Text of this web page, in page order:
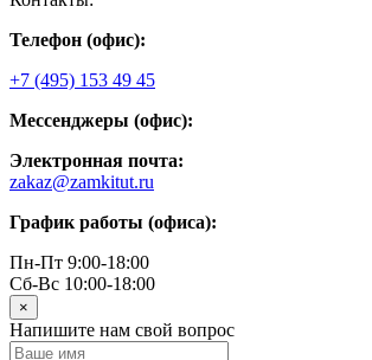
Телефон (офис):
+7 (495) 153 49 45
Мессенджеры (офис):
Электронная почта:
zakaz@zamkitut.ru
График работы (офиса):
Пн-Пт 9:00-18:00
Сб-Вс 10:00-18:00
×
Напишите нам свой вопрос